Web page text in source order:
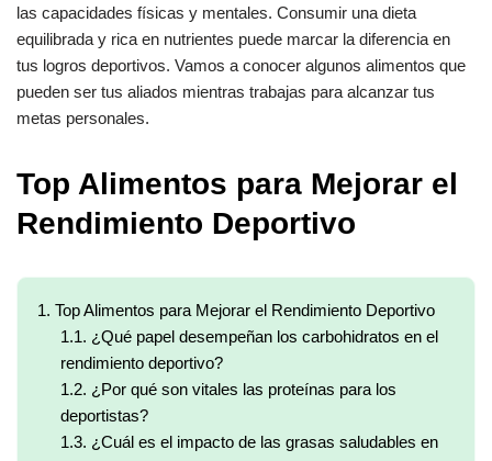
las capacidades físicas y mentales. Consumir una dieta
equilibrada y rica en nutrientes puede marcar la diferencia en
tus logros deportivos. Vamos a conocer algunos alimentos que
pueden ser tus aliados mientras trabajas para alcanzar tus
metas personales.
Top Alimentos para Mejorar el
Rendimiento Deportivo
1. Top Alimentos para Mejorar el Rendimiento Deportivo
1.1. ¿Qué papel desempeñan los carbohidratos en el
rendimiento deportivo?
1.2. ¿Por qué son vitales las proteínas para los
deportistas?
1.3. ¿Cuál es el impacto de las grasas saludables en